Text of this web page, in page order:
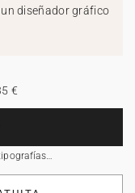
diseñador gráfico
€